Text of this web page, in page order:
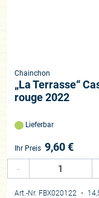
Chainchon
„La Terrasse“
rouge 2022
Lieferbar
Ihr Preis 9,60€
-
Art.-Nr. FBX020122 ・